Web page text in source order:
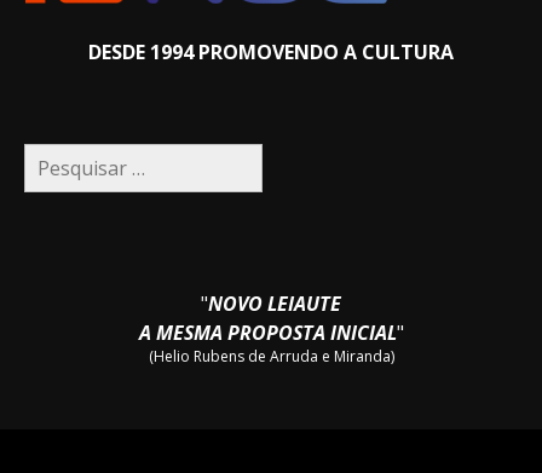
DESDE 1994 PROMOVENDO A CULTURA
Pesquisar
por:
"NOVO LEIAUTE
A MESMA PROPOSTA INICIAL"
(Helio Rubens de Arruda e Miranda)